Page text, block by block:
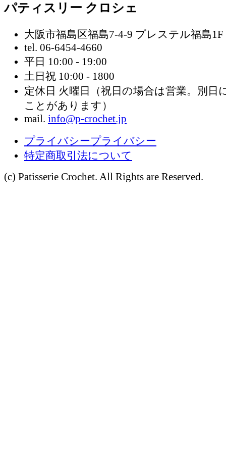
パティスリー クロシェ
大阪市福島区福島7-4-9 プレステル福島1F
tel. 06-6454-4660
平日 10:00 - 19:00
土日祝 10:00 - 1800
定休日 火曜日
（祝日の場合は営業。別日
ことがあります）
mail. info@p-crochet.jp
プライバシープライバシー
特定商取引法について
(c) Patisserie Crochet. All Rights are Reserved.